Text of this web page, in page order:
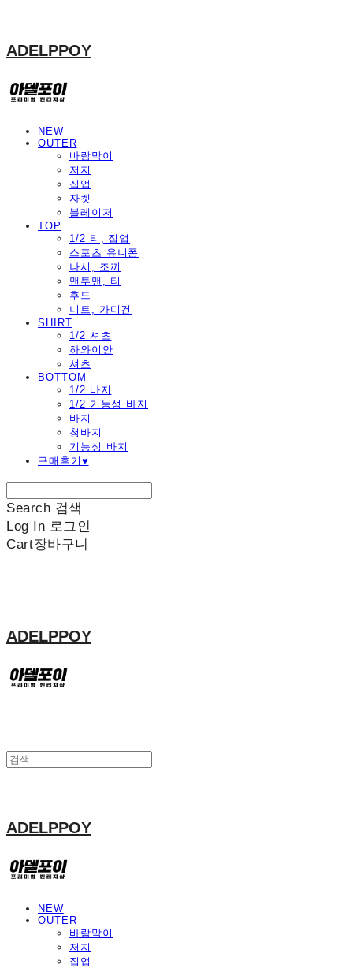
ADELPPOY
NEW
OUTER
바람막이
저지
집업
자켓
블레이저
TOP
1/2 티, 집업
스포츠 유니폼
나시, 조끼
맨투맨, 티
후드
니트, 가디건
SHIRT
1/2 셔츠
하와이안
셔츠
BOTTOM
1/2 바지
1/2 기능성 바지
바지
청바지
기능성 바지
구매후기♥
Search 검색
Log In 로그인
Cart장바구니
ADELPPOY
ADELPPOY
NEW
OUTER
바람막이
저지
집업